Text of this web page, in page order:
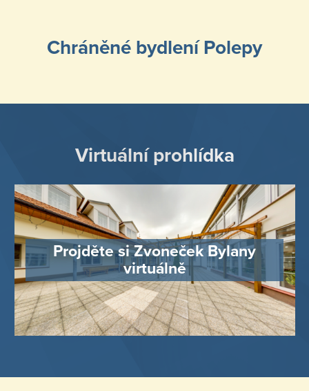
Chráněné bydlení Polepy
Virtuální prohlídka
Projděte si Zvoneček Bylany
virtuálně